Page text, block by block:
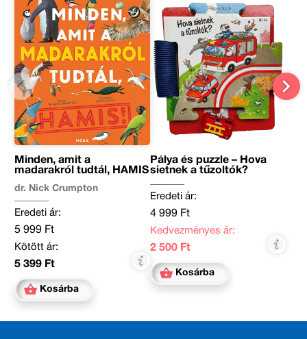
Minden, amit a
madarakról tudtál, HAMIS
dr. Nick Crumpton
Eredeti ár:
5 999 Ft
Kötött ár:
5 399 Ft
Kosárba
Pálya és puzzle – Hova
sietnek a tűzoltók?
Eredeti ár:
4 999 Ft
Kedvezményes ár:
2 500 Ft
Kosárba